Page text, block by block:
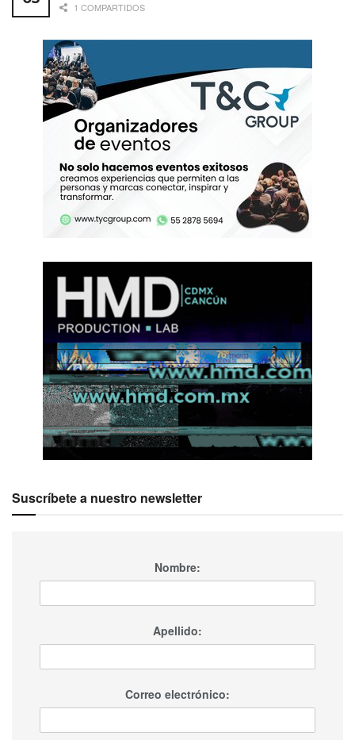
1 COMPARTIDOS
Suscríbete a nuestro newsletter
Nombre:
Apellido:
Correo electrónico: